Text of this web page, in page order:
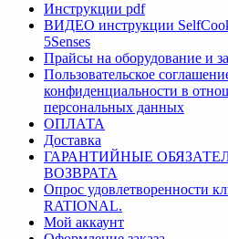
Инструкции pdf
ВИДЕО инструкции
5Senses
Прайсы на оборудование и
Пользовательское
конфиденциальности в
персональных данных
ОПЛАТА
Доставка
ГАРАНТИЙНЫЕ
ВОЗВРАТА
Опрос удовлетворенности
RATIONAL.
Мой аккаунт